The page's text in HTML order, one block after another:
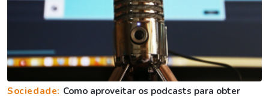
Sociedade: Como aproveitar os podcasts para obter